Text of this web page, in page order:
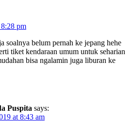
pm
soalnya belum pernah ke jepang hehe
tiket kendaraan umum untuk seharian
bisa ngalamin juga liburan ke
Puspita says:
at 8:43 am